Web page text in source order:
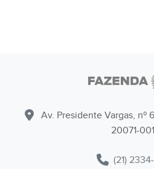
Av. Presidente Vargas, nº
20071-001
(21)